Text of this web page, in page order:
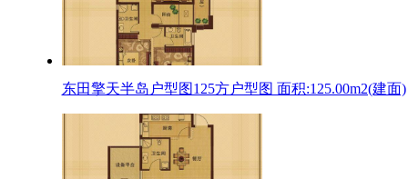
东田擎天半岛户型图125方户型图 面积:125.00m2(建面)